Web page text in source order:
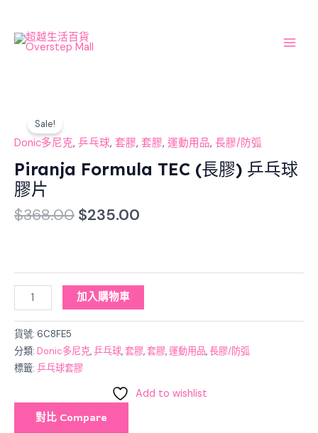
content
Sale!
Donic多尼克, 乒乓球, 套膠, 套膠, 運動用品, 長膠/防弧
Piranja Formula TEC (長膠) 乒乓球
膠片
$368.00
was:
$368.00.
$235.00
is:
$235.00.
Formula
TEC
(長
膠)
乒
乓
加入購物車
貨號: 6C8FE5
分類: Donic多尼克,乒乓球,套膠,套膠,運動用品,長膠/防弧
標籤: 乒乓球套膠
Add to wishlist
對比 Compare